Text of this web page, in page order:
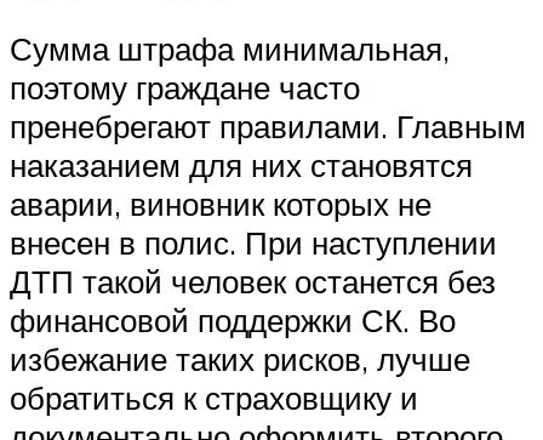
Сумма штрафа минимальная,
поэтому граждане часто
пренебрегают правилами. Главным
наказанием для них становятся
аварии, виновник которых не
внесен в полис. При наступлении
ДТП такой человек останется без
финансовой поддержки СК. Во
избежание таких рисков, лучше
обратиться к страховщику и